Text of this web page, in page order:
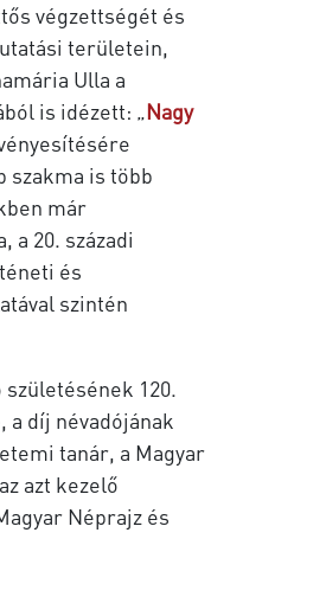
végzettségét és
területein,
Ulla a
is idézett: „Nagy
szakma is több
már
20. századi
és
szintén
120.
díj névadójának
tanár, a Magyar
azt kezelő
Néprajz és